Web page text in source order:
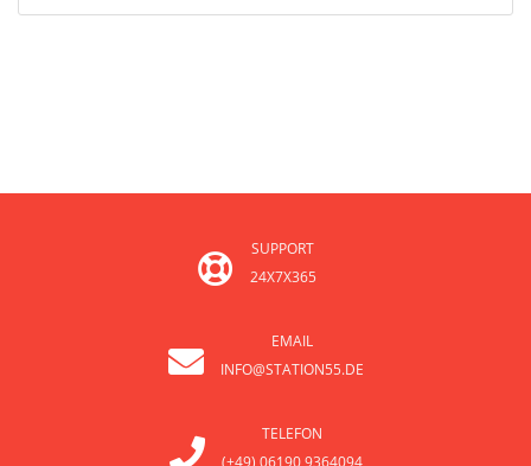
SUPPORT
24X7X365
EMAIL
INFO@STATION55.DE
TELEFON
(+49) 06190 9364094